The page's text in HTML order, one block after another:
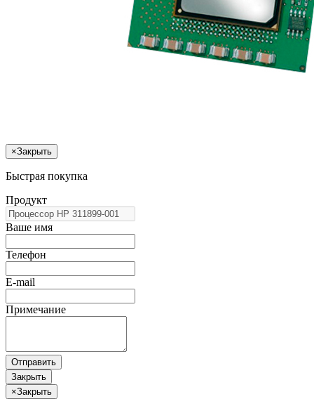
×Закрыть
Быстрая покупка
Продукт
Ваше имя
Телефон
E-mail
Примечание
Отправить
Закрыть
×Закрыть